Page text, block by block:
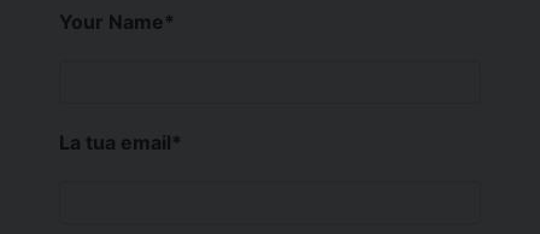
Your Name*
La tua email*